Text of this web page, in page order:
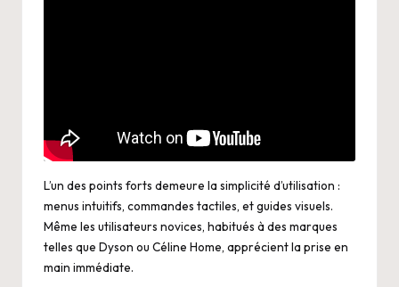
L’un des points forts demeure la simplicité d’utilisation :
menus intuitifs, commandes tactiles, et guides visuels.
Même les utilisateurs novices, habitués à des marques
telles que Dyson ou Céline Home, apprécient la prise en
main immédiate.